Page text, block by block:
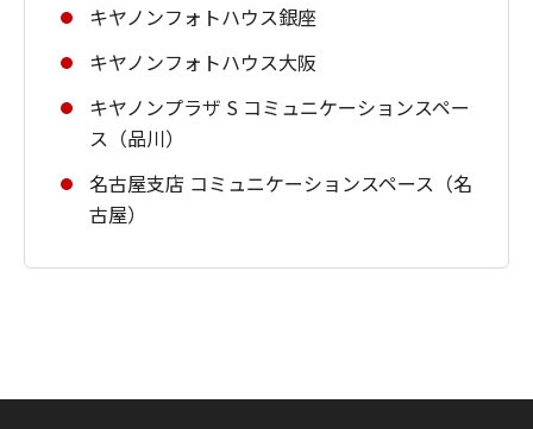
キヤノンフォトハウス銀座
キヤノンフォトハウス大阪
キヤノンプラザ S コミュニケーションスペー
ス（品川）
名古屋支店 コミュニケーションスペース（名
古屋）